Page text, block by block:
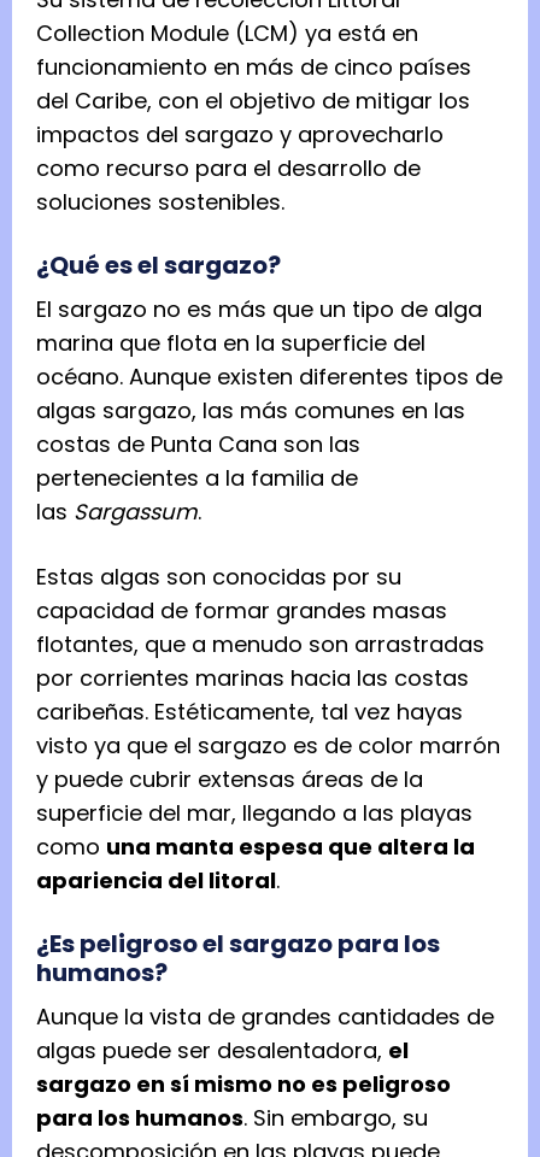
Collection Module (LCM) ya está en
funcionamiento en más de cinco países
del Caribe, con el objetivo de mitigar los
impactos del sargazo y aprovecharlo
como recurso para el desarrollo de
soluciones sostenibles.
¿Qué es el sargazo?
El sargazo no es más que un tipo de alga
marina que flota en la superficie del
océano. Aunque existen diferentes tipos de
algas sargazo, las más comunes en las
costas de Punta Cana son las
pertenecientes a la familia de
las Sargassum.
Estas algas son conocidas por su
capacidad de formar grandes masas
flotantes, que a menudo son arrastradas
por corrientes marinas hacia las costas
caribeñas. Estéticamente, tal vez hayas
visto ya que el sargazo es de color marrón
y puede cubrir extensas áreas de la
superficie del mar, llegando a las playas
como una manta espesa que altera la
apariencia del litoral.
¿Es peligroso el sargazo para los
humanos?
Aunque la vista de grandes cantidades de
algas puede ser desalentadora, el
sargazo en sí mismo no es peligroso
para los humanos. Sin embargo, su